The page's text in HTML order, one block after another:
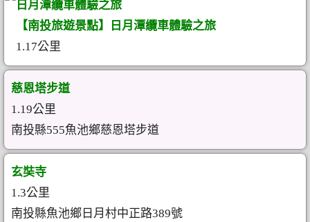
日月潭纜車體驗之旅
【南投旅遊景點】日月潭纜車體驗之旅
1.17公里
慈恩塔步道
1.19公里
南投縣555魚池鄉慈恩塔步道
玄奘寺
1.3公里
南投縣魚池鄉日月村中正路389號